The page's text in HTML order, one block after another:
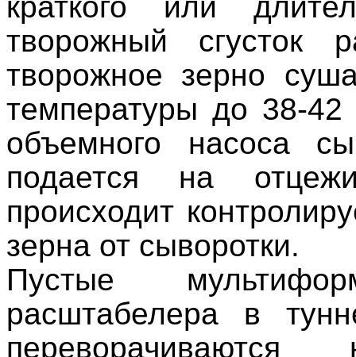
творожный сгусток
творожное зерно
температуры до 38-
объемного насоса
подается на
происходит
зерна от сыворотки.
Пустые
расштабелера в